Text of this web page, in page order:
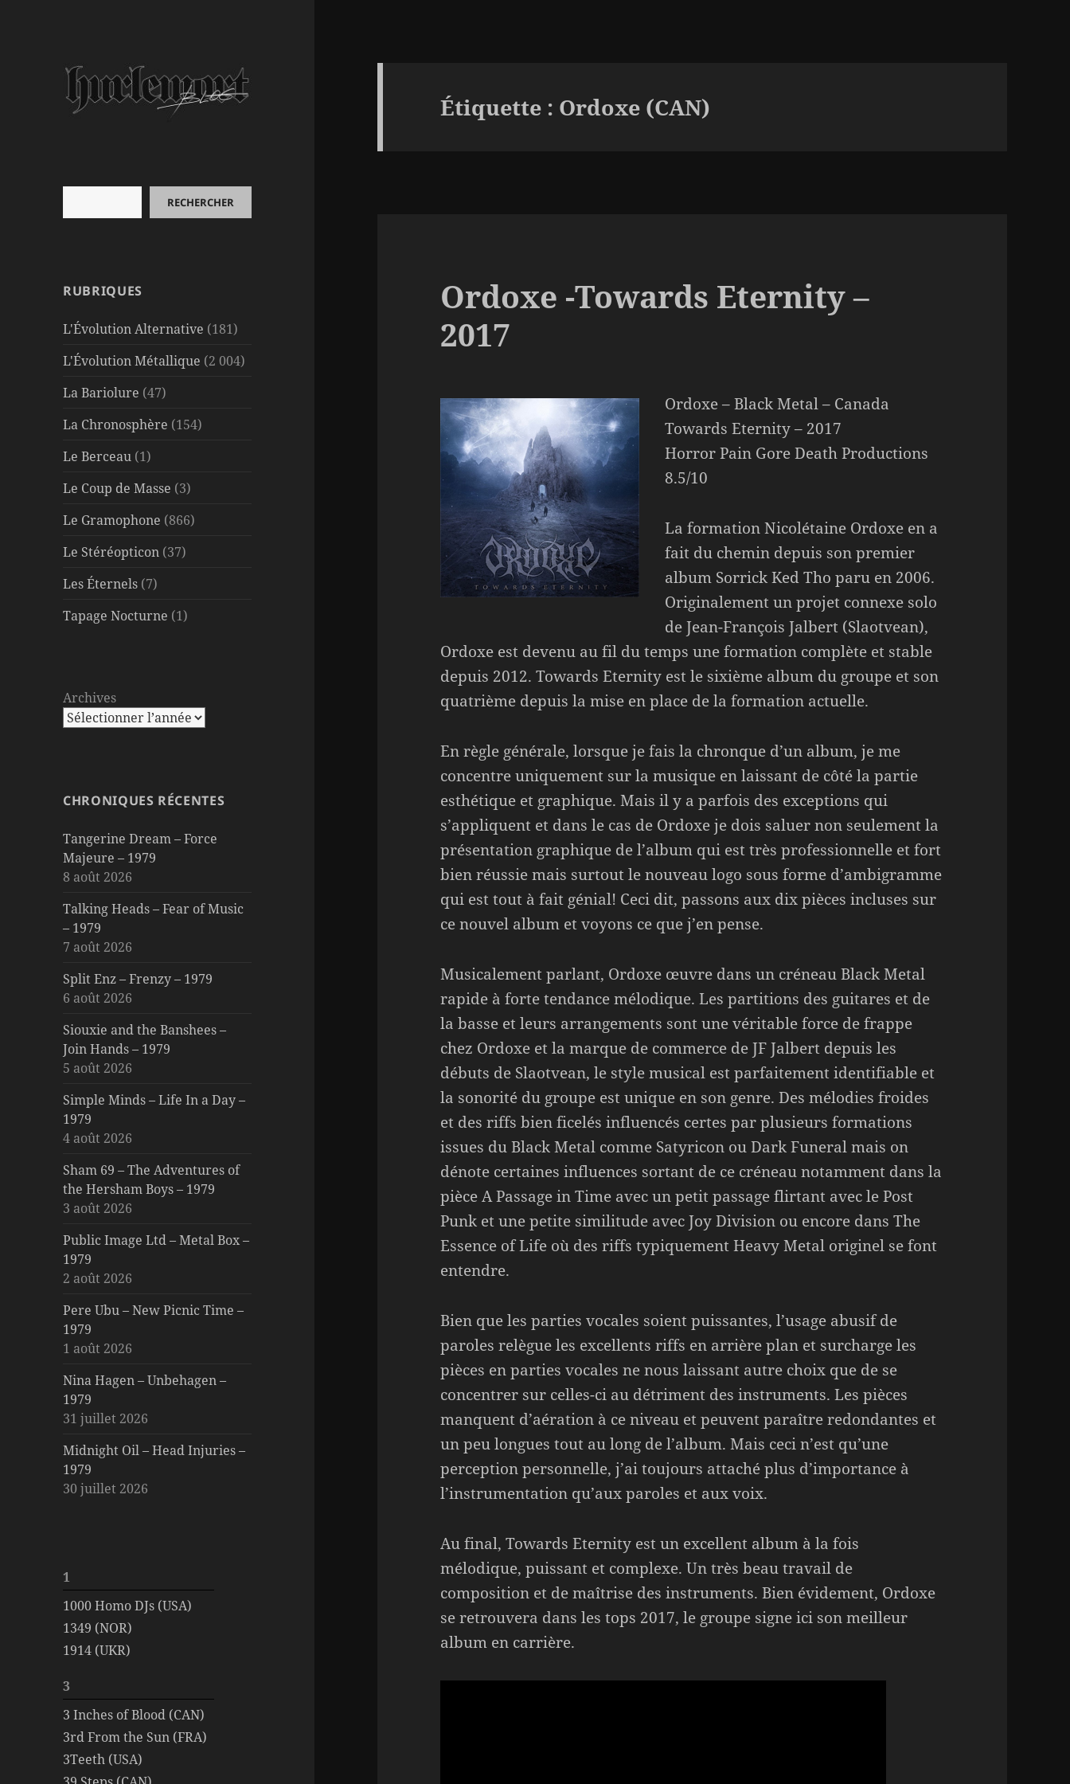
RECHERCHER
RUBRIQUES
L'Évolution Alternative (181)
L'Évolution Métallique (2 004)
La Bariolure (47)
La Chronosphère (154)
Le Berceau (1)
Le Coup de Masse (3)
Le Gramophone (866)
Le Stéréopticon (37)
Les Éternels (7)
Tapage Nocturne (1)
Archives
CHRONIQUES RÉCENTES
Tangerine Dream – Force
Majeure – 1979
8 août 2026
Talking Heads – Fear of Music
– 1979
7 août 2026
Split Enz – Frenzy – 1979
6 août 2026
Siouxie and the Banshees –
Join Hands – 1979
5 août 2026
Simple Minds – Life In a Day –
1979
4 août 2026
Sham 69 – The Adventures of
the Hersham Boys – 1979
3 août 2026
Public Image Ltd – Metal Box –
1979
2 août 2026
Pere Ubu – New Picnic Time –
1979
1 août 2026
Nina Hagen – Unbehagen –
1979
31 juillet 2026
Midnight Oil – Head Injuries –
1979
30 juillet 2026
1
1000 Homo DJs (USA)
1349 (NOR)
1914 (UKR)
3
3 Inches of Blood (CAN)
3rd From the Sun (FRA)
3Teeth (USA)
Étiquette : Ordoxe (CAN)
Ordoxe -Towards Eternity –
2017
Ordoxe – Black Metal – Canada
Towards Eternity – 2017
Horror Pain Gore Death Productions
8.5/10
La formation Nicolétaine Ordoxe en a
fait du chemin depuis son premier
album Sorrick Ked Tho paru en 2006.
Originalement un projet connexe solo
de Jean-François Jalbert (Slaotvean),
Ordoxe est devenu au fil du temps une formation complète et stable
depuis 2012. Towards Eternity est le sixième album du groupe et son
quatrième depuis la mise en place de la formation actuelle.
En règle générale, lorsque je fais la chronque d’un album, je me
concentre uniquement sur la musique en laissant de côté la partie
esthétique et graphique. Mais il y a parfois des exceptions qui
s’appliquent et dans le cas de Ordoxe je dois saluer non seulement la
présentation graphique de l’album qui est très professionnelle et fort
bien réussie mais surtout le nouveau logo sous forme d’ambigramme
qui est tout à fait génial! Ceci dit, passons aux dix pièces incluses sur
ce nouvel album et voyons ce que j’en pense.
Musicalement parlant, Ordoxe œuvre dans un créneau Black Metal
rapide à forte tendance mélodique. Les partitions des guitares et de
la basse et leurs arrangements sont une véritable force de frappe
chez Ordoxe et la marque de commerce de JF Jalbert depuis les
débuts de Slaotvean, le style musical est parfaitement identifiable et
la sonorité du groupe est unique en son genre. Des mélodies froides
et des riffs bien ficelés influencés certes par plusieurs formations
issues du Black Metal comme Satyricon ou Dark Funeral mais on
dénote certaines influences sortant de ce créneau notamment dans la
pièce A Passage in Time avec un petit passage flirtant avec le Post
Punk et une petite similitude avec Joy Division ou encore dans The
Essence of Life où des riffs typiquement Heavy Metal originel se font
entendre.
Bien que les parties vocales soient puissantes, l’usage abusif de
paroles relègue les excellents riffs en arrière plan et surcharge les
pièces en parties vocales ne nous laissant autre choix que de se
concentrer sur celles-ci au détriment des instruments. Les pièces
manquent d’aération à ce niveau et peuvent paraître redondantes et
un peu longues tout au long de l’album. Mais ceci n’est qu’une
perception personnelle, j’ai toujours attaché plus d’importance à
l’instrumentation qu’aux paroles et aux voix.
Au final, Towards Eternity est un excellent album à la fois
mélodique, puissant et complexe. Un très beau travail de
composition et de maîtrise des instruments. Bien évidement, Ordoxe
se retrouvera dans les tops 2017, le groupe signe ici son meilleur
album en carrière.